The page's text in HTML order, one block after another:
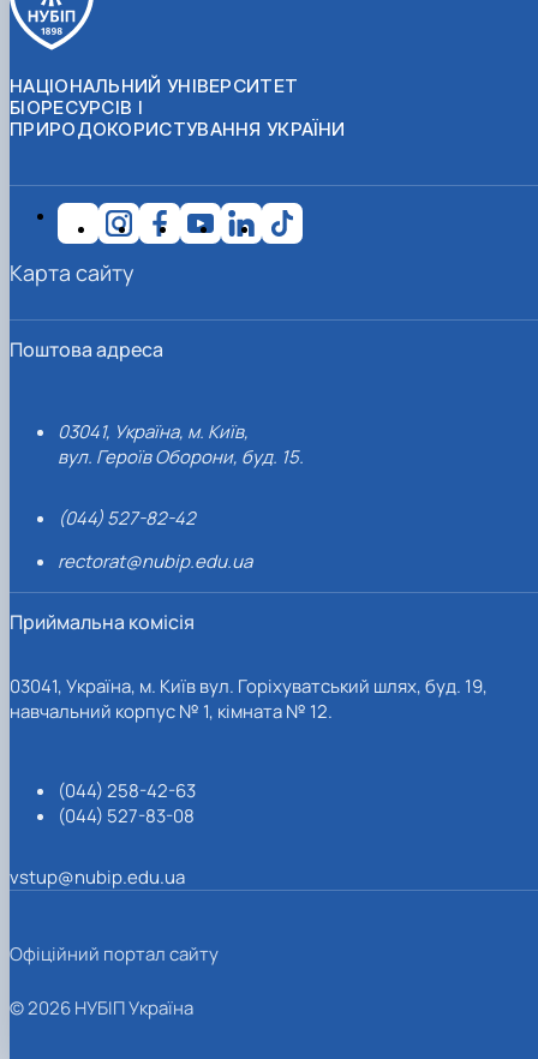
НАЦІОНАЛЬНИЙ УНІВЕРСИТЕТ
БІОРЕСУРСІВ І
ПРИРОДОКОРИСТУВАННЯ УКРАЇНИ
Поштова адреса
03041, Україна, м. Київ,
вул. Героїв Оборони, буд. 15.
(044) 527-82-42
rectorat@nubip.edu.ua
Приймальна комісія
03041, Україна, м. Київ вул. Горіхуватський шлях, буд. 19,
навчальний корпус № 1, кімната № 12.
(044) 258-42-63
(044) 527-83-08
vstup@nubip.edu.ua
Карта сайту
Офіційний портал сайту
© 2026 НУБІП Україна